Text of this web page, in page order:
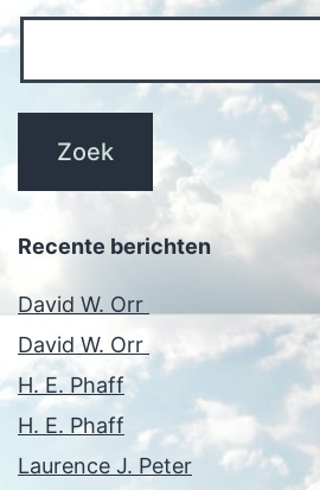
Recente berichten
David W. Orr
David W. Orr
H. E. Phaff
H. E. Phaff
Laurence J. Peter